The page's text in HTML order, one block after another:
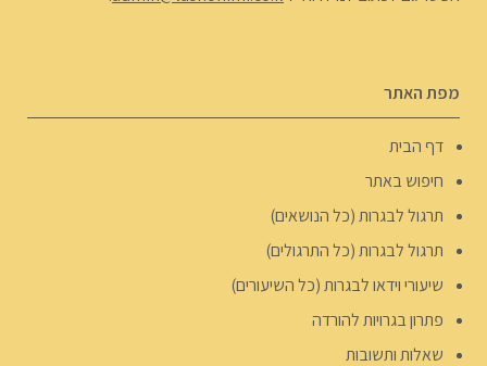
מפת האתר
דף הבית
חיפוש באתר
תרגול לבגרות (כל הנושאים)
תרגול לבגרות (כל התרגולים)
שיעורי וידאו לבגרות (כל השיעורים)
פתרון בגרויות להורדה
שאלות ותשובות